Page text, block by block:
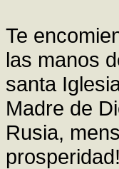
Te
las manos
santa
Madre de
Rusia,